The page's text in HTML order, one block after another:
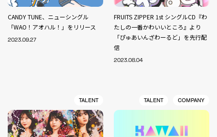
CANDY TUNE、ニューシングル
「WAO！アオハル！」をリリース
2023.09.27
FRUITS ZIPPER 1st シングルCD『わ
たしの一番かわいいところ』より
「ぴゅあいんざわーるど」を先行配
信
2023.08.04
TALENT TALENT COMPANY